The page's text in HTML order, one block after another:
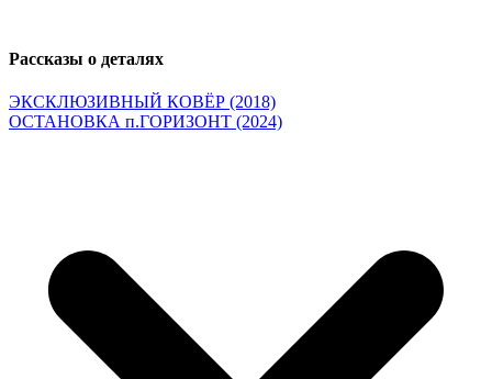
Рассказы о деталях
ЭКСКЛЮЗИВНЫЙ КОВЁР (2018)
ОСТАНОВКА п.ГОРИЗОНТ (2024)